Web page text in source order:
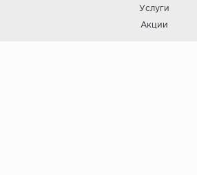
Услуги
Акции